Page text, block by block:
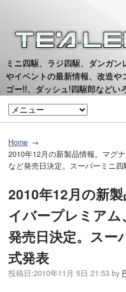
ミニ四駆、ラジ四駆、ダンガ
やイベントの最新情報、改造や
ゴー!!、ダッシュ!四駆郎などい
Home
2010年12月の新製品情報。マグ
など発売日決定。スーパーミニ
2010年12月の新
イバープレミア
発売日決定。スー
式発表
投稿日:2010年11月 5日 21:53 by